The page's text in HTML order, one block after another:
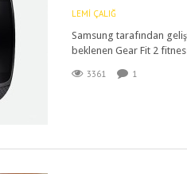
LEMI ÇALIĞ
Samsung tarafından
beklenen Gear Fit 2
3361 1